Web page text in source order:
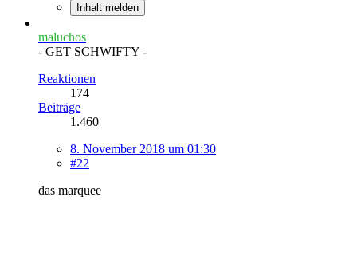
Inhalt melden
maluchos
- GET SCHWIFTY -
Reaktionen
174
Beiträge
1.460
8. November 2018 um 01:30
#22
das marquee